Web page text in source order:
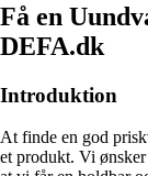
Få en
DEFA.dk
Introduktion
At finde en god
et produkt. Vi